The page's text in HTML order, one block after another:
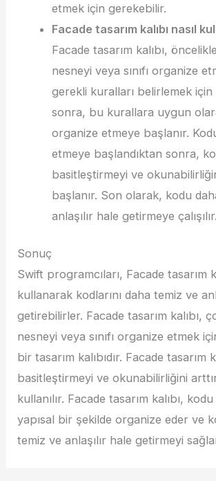
etmek için gerekebilir.
Facade tasarım kalıbı nasıl
Facade tasarım kalıbı,
nesneyi veya sınıfı organize
gerekli kuralları belirlemek
sonra, bu kurallara uygun
organize etmeye başlanır.
etmeye başlandıktan sonra,
basitleştirmeyi ve
başlanır. Son olarak, kodu
anlaşılır hale getirmeye çalışılır.
Sonuç
Swift programcıları, Facade tasarım
kullanarak kodlarını daha temiz ve
getirebilirler. Facade tasarım kalıbı,
nesneyi veya sınıfı organize etmek
bir tasarım kalıbıdır. Facade tasarım
basitleştirmeyi ve okunabilirliğini
kullanılır. Facade tasarım kalıbı,
yapısal bir şekilde organize eder ve
temiz ve anlaşılır hale getirmeyi